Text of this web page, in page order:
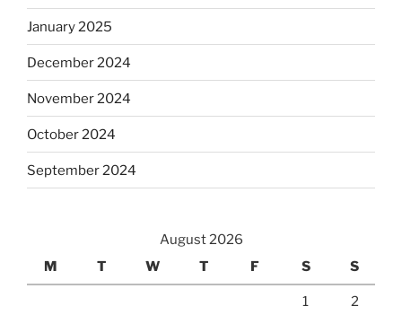
January 2025
December 2024
November 2024
October 2024
September 2024
August 2026
M
T W T F S S
1 2